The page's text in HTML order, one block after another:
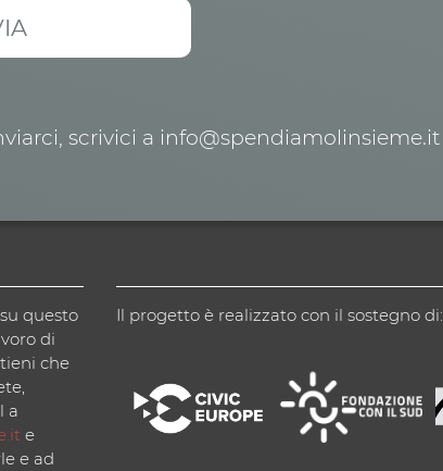
scrivici a info@spendiamolinsieme.it
questo
di
che
a
e
e ad
Il progetto è realizzato con il sostegno di: